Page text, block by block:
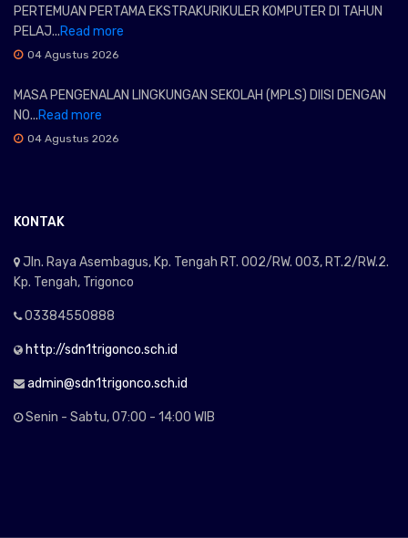
PERTEMUAN PERTAMA EKSTRAKURIKULER KOMPUTER DI TAHUN
PELAJ...Read more
04 Agustus 2026
MASA PENGENALAN LINGKUNGAN SEKOLAH (MPLS) DIISI DENGAN
NO...Read more
04 Agustus 2026
KONTAK
Jln. Raya Asembagus, Kp. Tengah RT. 002/RW. 003, RT.2/RW.2.
Kp. Tengah, Trigonco
03384550888
http://sdn1trigonco.sch.id
admin@sdn1trigonco.sch.id
Senin - Sabtu, 07:00 - 14:00 WIB